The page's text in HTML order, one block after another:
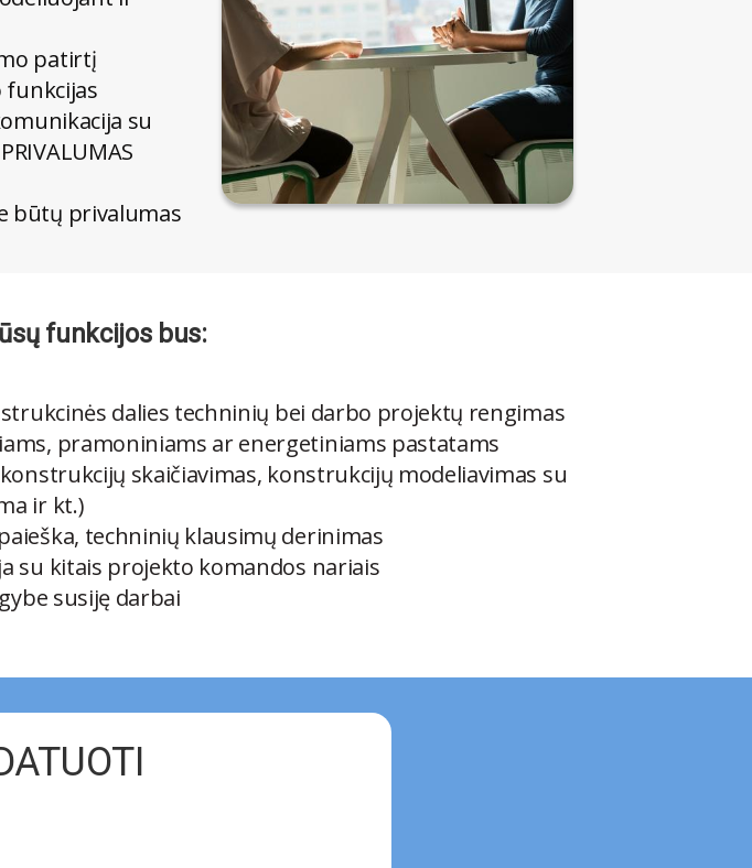
patirtį
funkcijas
su
būtų privalumas
funkcijos bus:
dalies techninių bei darbo projektų rengimas
pramoniniams ar energetiniams pastatams
skaičiavimas, konstrukcijų modeliavimas su
ir kt.)
techninių klausimų derinimas
su kitais projekto komandos nariais
susiję darbai